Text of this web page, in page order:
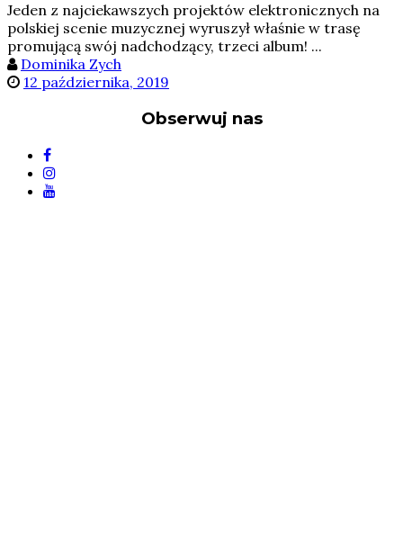
Jeden z najciekawszych projektów elektronicznych na
polskiej scenie muzycznej wyruszył właśnie w trasę
promującą swój nadchodzący, trzeci album! ...
Dominika Zych
12 października, 2019
Obserwuj nas